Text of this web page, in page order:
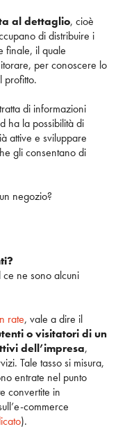
al dettaglio, cioè
di distribuire i
finale, il quale
per conoscere lo
profitto.
di informazioni
ha la possibilità di
attive e sviluppare
gli consentano di
negozio?
ce ne sono alcuni
rate, vale a dire il
o visitatori di un
dell’impresa,
Tale tasso si misura,
entrate nel punto
convertite in
commerce
).